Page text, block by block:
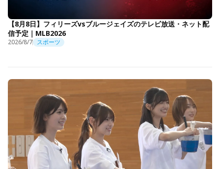
【8月8日】フィリーズvsブルージェイズのテレビ放送・ネット配
信予定｜MLB2026
2026/8/7 スポーツ